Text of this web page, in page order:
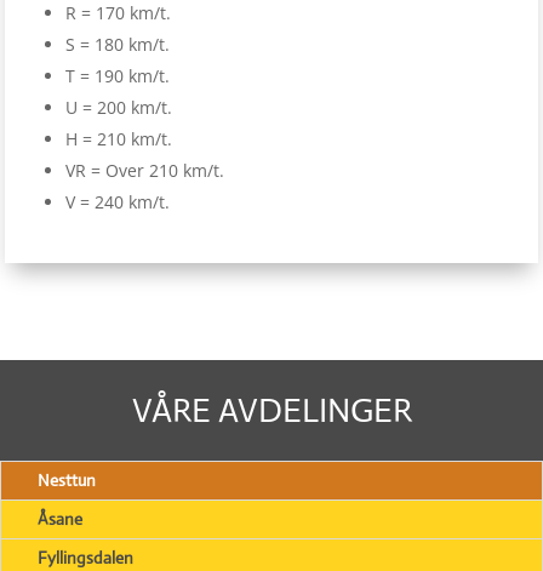
R = 170 km/t.
S = 180 km/t.
T = 190 km/t.
U = 200 km/t.
H = 210 km/t.
VR = Over 210 km/t.
V = 240 km/t.
VÅRE AVDELINGER
Nesttun
Åsane
Fyllingsdalen